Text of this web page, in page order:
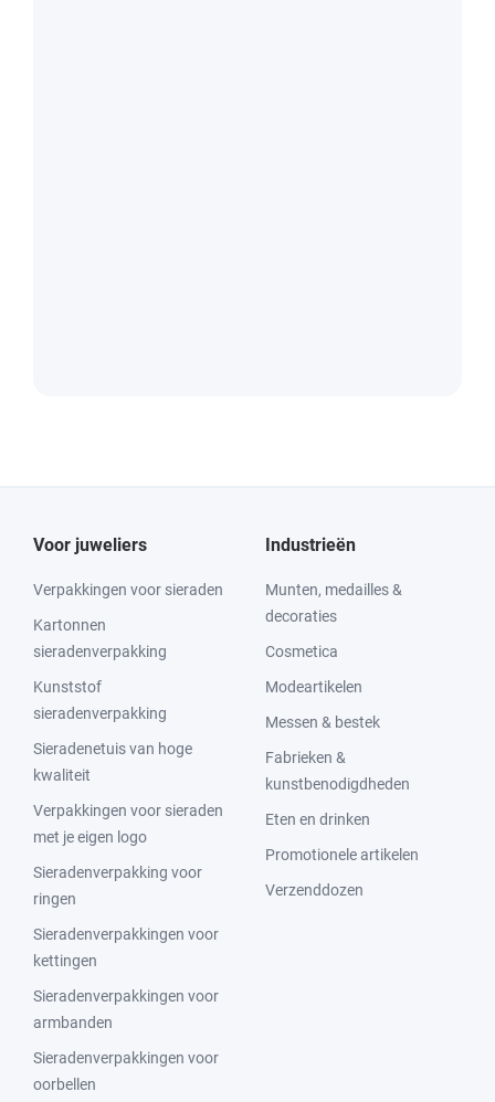
Voor juweliers
Verpakkingen voor sieraden
Kartonnen
sieradenverpakking
Kunststof
sieradenverpakking
Sieradenetuis van hoge
kwaliteit
Verpakkingen voor sieraden
met je eigen logo
Sieradenverpakking voor
ringen
Sieradenverpakkingen voor
kettingen
Sieradenverpakkingen voor
armbanden
Sieradenverpakkingen voor
oorbellen
Industrieën
Munten, medailles &
decoraties
Cosmetica
Modeartikelen
Messen & bestek
Fabrieken &
kunstbenodigdheden
Eten en drinken
Promotionele artikelen
Verzenddozen